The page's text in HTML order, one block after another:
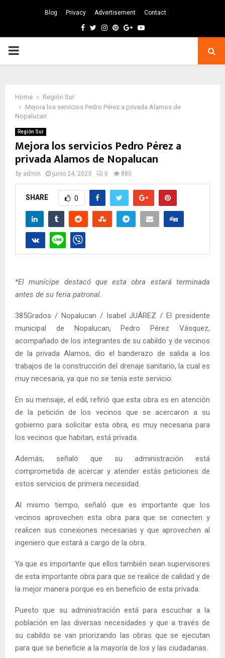
Blog Privacy Advertisement Contact
Facebook
TwitterInstagram
Pinterest
GoogleYoutube
PRIMARY
Home
Región Sur
Mejora los servicios Pedro Pérez a privada Alamos de
Nopalucan
Región Sur
Mejora los servicios Pedro Pérez a
privada Alamos de Nopalucan
by admin junio 24, 2023 0 880
SHARE 0
*El munícipe destacó que esta obra estará terminada
antes de su feria patronal.
385Grados / Nopalucan / Isabel JUÁREZ / El presidente
municipal de Nopalucan, Pedro Pérez Vásquez,
acompañado de los integrantes de su cabildo y de vecinos
de la privada Alamos, dio el banderazo de salida a los
trabajos de la construcción del drenaje sanitario, la cual es
muy necesaria, ya que no se tenía este servicio.
En su mensaje, el edil, refirió que esta obra es en atención
de la petición de los vecinos que se acercaron a su
gobierno para solicitar esta obra, es muy necesaria para
los vecinos que habitan, está privada.
Además, señaló que su administración está
comprometida de acercar y atender estás peticiones de
estos servicios de primera necesidad.
Al mismo tiempo, señaló que es importante que los
vecinos aprovechen esta obra para que se conecten y
realicen sus conexiones necesarias y que aprovechen al
ingeniero que estará a cargo de la obra.
Ya que es importante que ellos también sean supervisores
de esta importante obra para que se realice de calidad y de
la mejor manera porque es en beneficio de esta privada.
Puesto que su administración está para escuchar a la
población en las diversas necesidades y que a través de
su cabildo se van priorizando las obras que se ejecutan
para que se beneficie a la mayoría de los y las ciudadanas.